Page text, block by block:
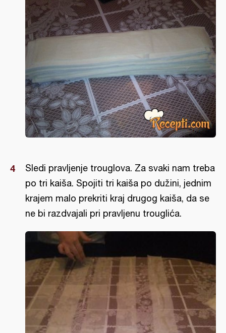
Sledi pravljenje trouglova. Za svaki nam treba
po tri kaiša. Spojiti tri kaiša po dužini, jednim
krajem malo prekriti kraj drugog kaiša, da se
ne bi razdvajali pri pravljenu trouglića.